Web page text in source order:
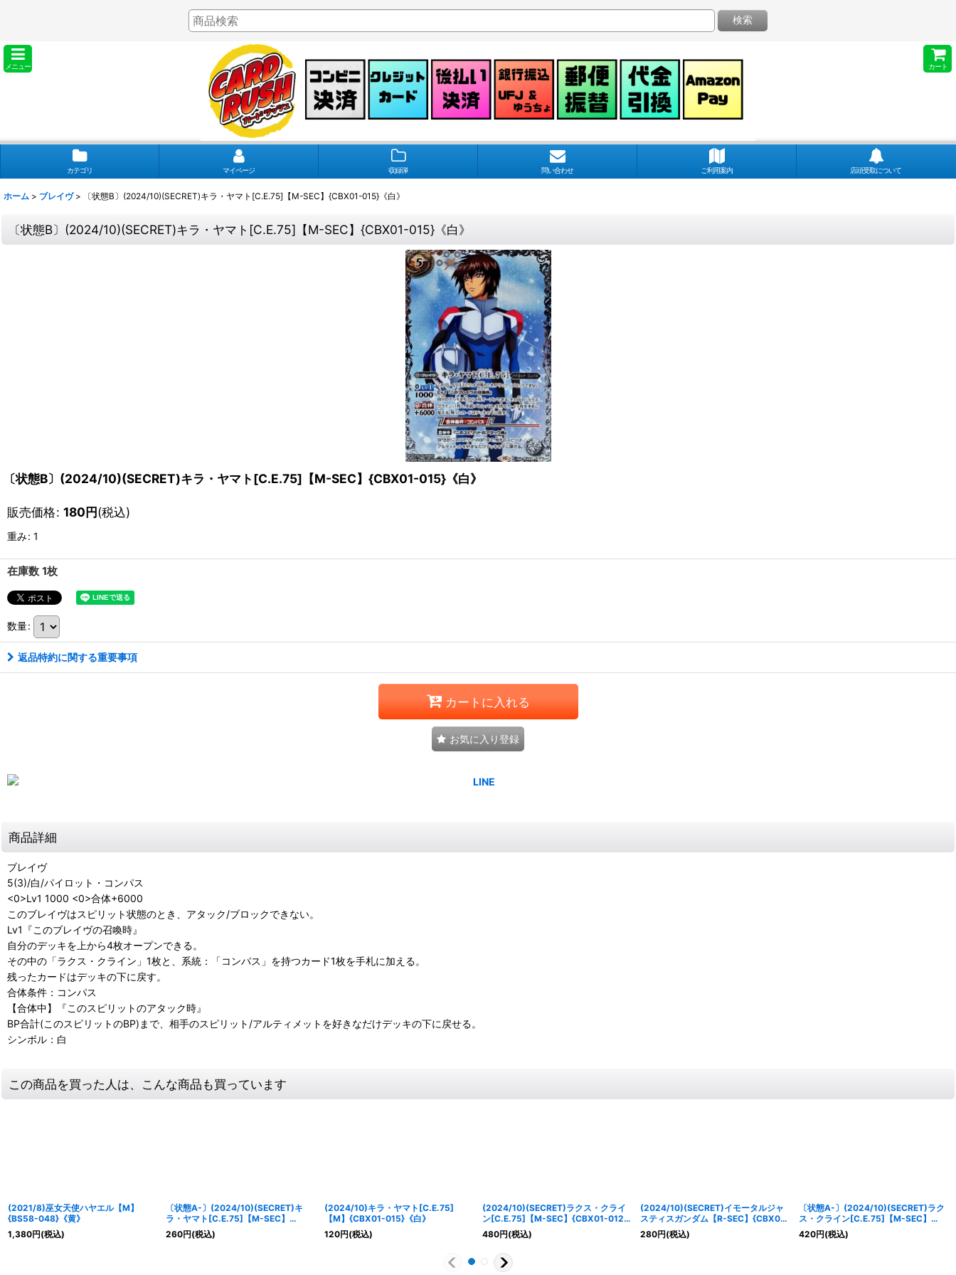
メニュー カート
検索
カテゴリ マイページ 収録弾 問い合わせ ご利用案内 店頭受取について
ホーム > ブレイヴ > 〔状態B〕(2024/10)(SECRET)キラ・ヤマト[C.E.75]【M-SEC】{CBX01-015}《白》
〔状態B〕(2024/10)(SECRET)キラ・ヤマト[C.E.75]【M-SEC】{CBX01-015}《白》
〔状態B〕(2024/10)(SECRET)キラ・ヤマト[C.E.75]【M-SEC】{CBX01-015}《白》
販売価格: 180円(税込)
重み: 1
在庫数 1枚
数量:
返品特約に関する重要事項
カートに入れる
お気に入り登録
商品詳細
ブレイヴ
5(3)/白/パイロット・コンパス
<0>Lv1 1000 <0>合体+6000
このブレイヴはスピリット状態のとき、アタック/ブロックできない。
Lv1『このブレイヴの召喚時』
自分のデッキを上から4枚オープンできる。
その中の「ラクス・クライン」1枚と、系統：「コンパス」を持つカード1枚を手札に加える。
残ったカードはデッキの下に戻す。
合体条件：コンパス
【合体中】『このスピリットのアタック時』
BP合計(このスピリットのBP)まで、相手のスピリット/アルティメットを好きなだけデッキの下に戻せる。
シンボル：白
この商品を買った人は、こんな商品も買っています
(2021/8)巫女天使ハヤエル【M】
{BS58-048}《黄》
1,380円(税込)
〔状態A-〕(2024/10)(SECRET)キ
ラ・ヤマト[C.E.75]【M-SEC】
{CBX01-015}《白》
260円(税込)
(2024/10)キラ・ヤマト[C.E.75]
【M】{CBX01-015}《白》
120円(税込)
(2024/10)(SECRET)ラクス・クライ
ン[C.E.75]【M-SEC】{CBX01-012}
《白》
480円(税込)
(2024/10)(SECRET)イモータルジャ
スティスガンダム【R-SEC】{CBX01-
003}《白》
280円(税込)
〔状態A-〕(2024/10)(SECRET)ラク
ス・クライン[C.E.75]【M-SEC】
{CBX01-012}《白》
420円(税込)